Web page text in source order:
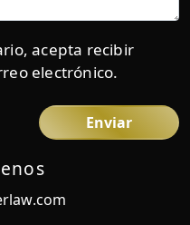
acepta recibir
electrónico.